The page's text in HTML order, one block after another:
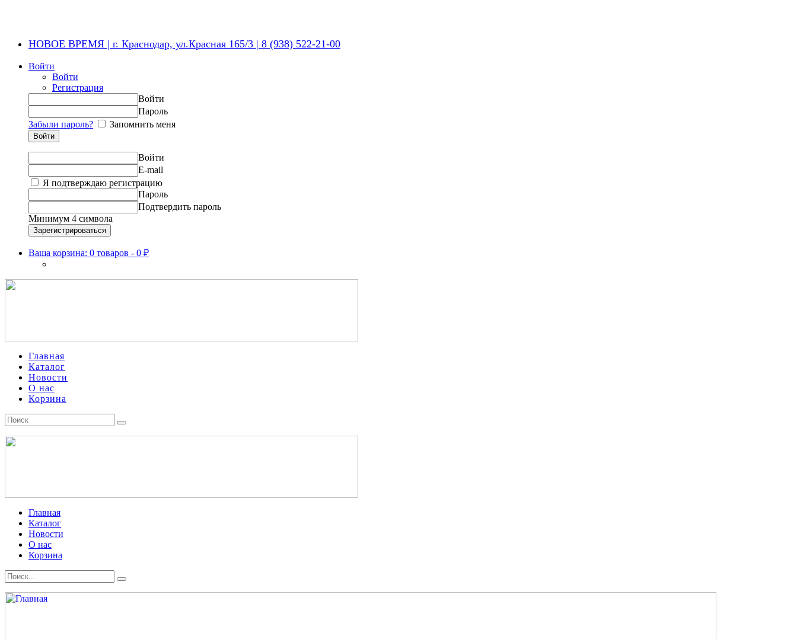
НОВОЕ ВРЕМЯ | г. Краснодар, ул.Красная 165/3 | 8 (938) 522-21-00
Войти
Войти
Регистрация
Войти
Пароль
Забыли пароль?
Запомнить меня
Войти
E-mail
Я подтверждаю регистрацию
Пароль
Подтвердить пароль
Минимум 4 символа
Ваша корзина: 0 товаров - 0 ₽
Главная
Каталог
Новости
О нас
Корзина
Главная
Каталог
Новости
О нас
Корзина